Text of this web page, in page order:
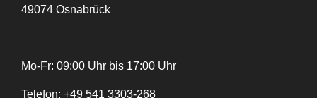
49074 Osnabrück
Mo-Fr: 09:00 Uhr bis 17:00 Uhr
Telefon: +49 541 3303-268